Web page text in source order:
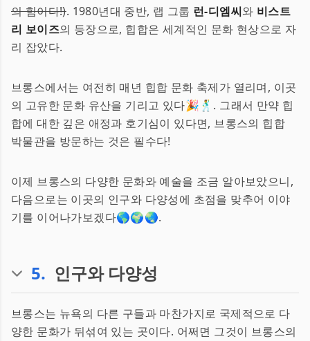
의 힘이다!). 1980년대 중반, 랩 그룹 런-디엠씨와 비스트
리 보이즈의 등장으로, 힙합은 세계적인 문화 현상으로 자
리 잡았다.
브롱스에서는 여전히 매년 힙합 문화 축제가 열리며, 이곳
의 고유한 문화 유산을 기리고 있다🎉🕺. 그래서 만약 힙
합에 대한 깊은 애정과 호기심이 있다면, 브롱스의 힙합
박물관을 방문하는 것은 필수다!
이제 브롱스의 다양한 문화와 예술을 조금 알아보았으니,
다음으로는 이곳의 인구와 다양성에 초점을 맞추어 이야
기를 이어나가보겠다🌎🌍🌏.
5. 인구와 다양성
브롱스는 뉴욕의 다른 구들과 마찬가지로 국제적으로 다
양한 문화가 뒤섞여 있는 곳이다. 어쩌면 그것이 브롱스의